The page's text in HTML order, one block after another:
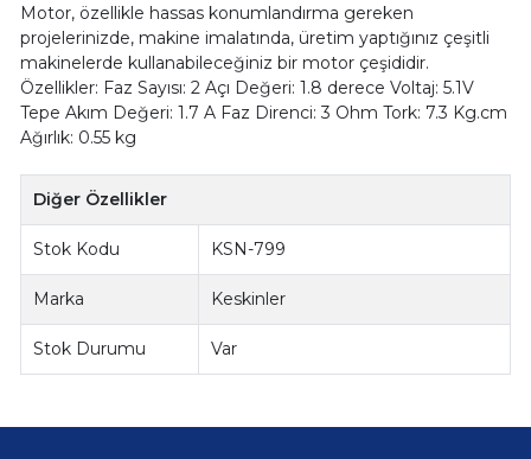
Motor, özellikle hassas konumlandırma gereken
projelerinizde, makine imalatında, üretim yaptığınız çeşitli
makinelerde kullanabileceğiniz bir motor çeşididir.
Özellikler: Faz Sayısı: 2 Açı Değeri: 1.8 derece Voltaj: 5.1V
Tepe Akım Değeri: 1.7 A Faz Direnci: 3 Ohm Tork: 7.3 Kg.cm
Ağırlık: 0.55 kg
Diğer Özellikler
Stok Kodu KSN-799
Marka Keskinler
Stok Durumu Var